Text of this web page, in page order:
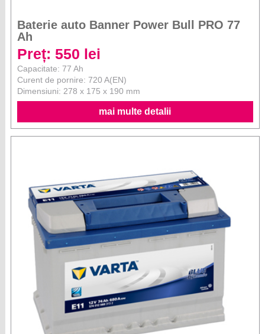
Baterie auto Banner Power Bull PRO 77
Ah
Preț: 550 lei
Capacitate: 77 Ah
Curent de pornire: 720 A(EN)
Dimensiuni: 278 x 175 x 190 mm
mai multe detalii